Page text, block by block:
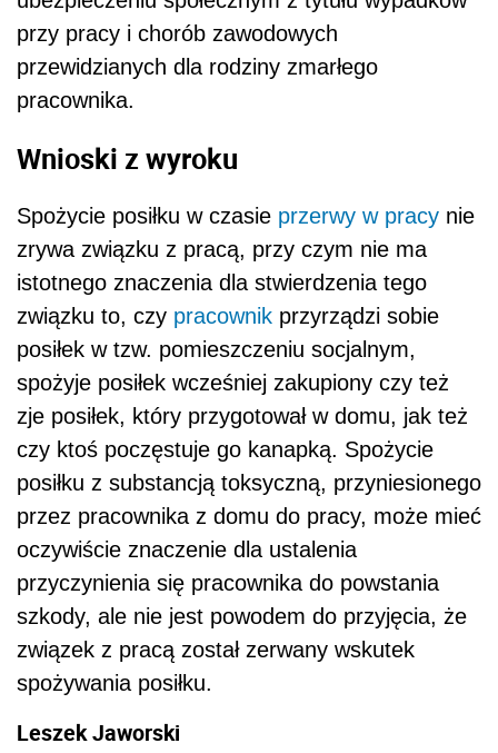
przy pracy i chorób zawodowych
przewidzianych dla rodziny zmarłego
pracownika.
Wnioski z wyroku
Spożycie posiłku w czasie przerwy w pracy nie
zrywa związku z pracą, przy czym nie ma
istotnego znaczenia dla stwierdzenia tego
związku to, czy pracownik przyrządzi sobie
posiłek w tzw. pomieszczeniu socjalnym,
spożyje posiłek wcześniej zakupiony czy też
zje posiłek, który przygotował w domu, jak też
czy ktoś poczęstuje go kanapką. Spożycie
posiłku z substancją toksyczną, przyniesionego
przez pracownika z domu do pracy, może mieć
oczywiście znaczenie dla ustalenia
przyczynienia się pracownika do powstania
szkody, ale nie jest powodem do przyjęcia, że
związek z pracą został zerwany wskutek
spożywania posiłku.
Leszek Jaworski